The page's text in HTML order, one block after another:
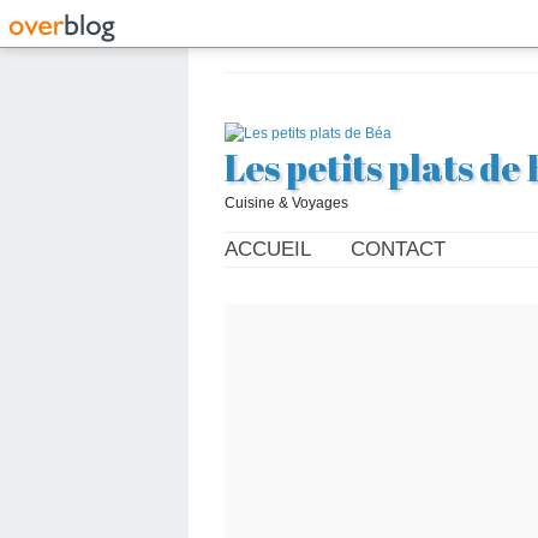
Les petits plats de
Cuisine & Voyages
ACCUEIL CONTACT